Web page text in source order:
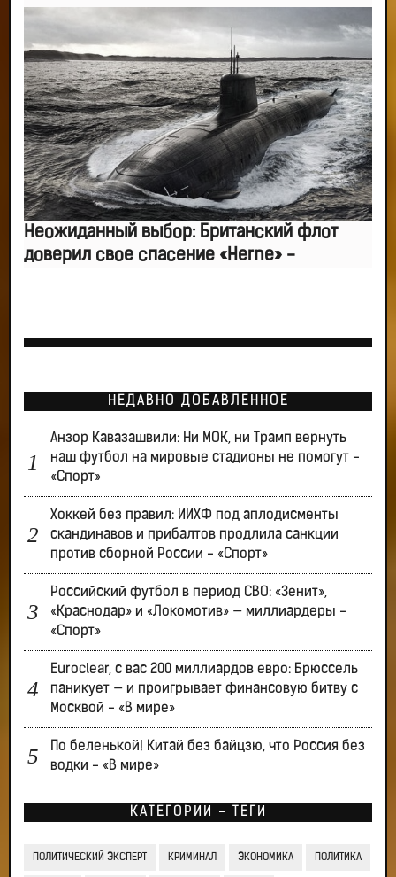
Неожиданный выбор: Британский флот
доверил свое спасение «Herne» -
НЕДАВНО ДОБАВЛЕННОЕ
Анзор Кавазашвили: Ни МОК, ни Трамп вернуть
наш футбол на мировые стадионы не помогут -
«Спорт»
Хоккей без правил: ИИХФ под аплодисменты
скандинавов и прибалтов продлила санкции
против сборной России - «Спорт»
Российский футбол в период СВО: «Зенит»,
«Краснодар» и «Локомотив» — миллиардеры -
«Спорт»
Euroclear, с вас 200 миллиардов евро: Брюссель
паникует — и проигрывает финансовую битву с
Москвой - «В мире»
По беленькой! Китай без байцзю, что Россия без
водки - «В мире»
КАТЕГОРИИ - ТЕГИ
ПОЛИТИЧЕСКИЙ ЭКСПЕРТ КРИМИНАЛ ЭКОНОМИКА ПОЛИТИКА